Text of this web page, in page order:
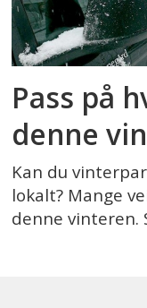
Pass på
denne
Kan du
lokalt? Mange
denne vinteren.